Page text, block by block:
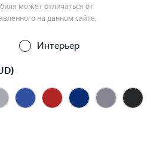
может отличаться от
на данном сайте.
Интерьер